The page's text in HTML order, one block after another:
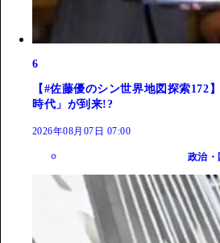
6
【#佐藤優のシン世界地図探索172
時代」が到来!?
2026年08月07日 07:00
政治・